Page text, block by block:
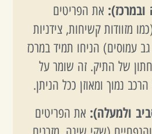
את הפריטים
מזוודות קשיחות, צידניות
עמוסים) הניחו תמיד במרכז
של התיק. זה שומר על
נמוך ומאוזן ככל הניתן.
ולמעלה): את הפריטים